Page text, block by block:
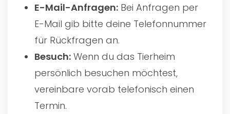
E-Mail-Anfragen: Bei Anfragen per
E-Mail gib bitte deine Telefonnummer
für Rückfragen an.
Besuch: Wenn du das Tierheim
persönlich besuchen möchtest,
vereinbare vorab telefonisch einen
Termin.